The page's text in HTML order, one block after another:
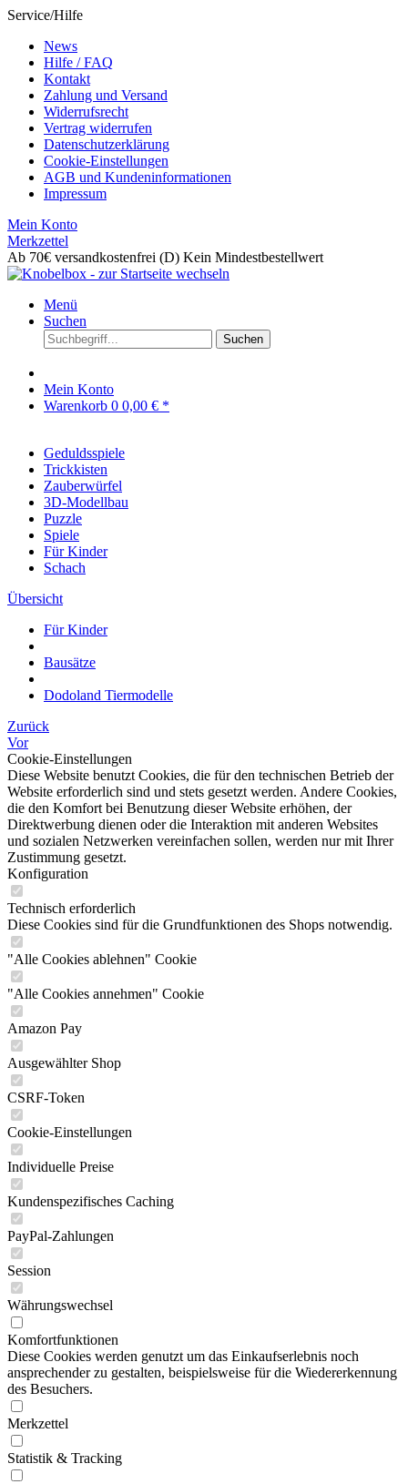
Service/Hilfe
News
Hilfe / FAQ
Kontakt
Zahlung und Versand
Widerrufsrecht
Vertrag widerrufen
Datenschutzerklärung
Cookie-Einstellungen
AGB und Kundeninformationen
Impressum
Mein Konto
Merkzettel
Ab 70€ versandkostenfrei (D) Kein Mindestbestellwert
Menü
Suchen
Suchen
Mein Konto
Warenkorb 0 0,00 € *
Geduldsspiele
Trickkisten
Zauberwürfel
3D-Modellbau
Puzzle
Spiele
Für Kinder
Schach
Übersicht
Für Kinder
Bausätze
Dodoland Tiermodelle
Zurück
Vor
Cookie-Einstellungen
Diese Website benutzt Cookies, die für den technischen Betrieb der
Website erforderlich sind und stets gesetzt werden. Andere Cookies,
die den Komfort bei Benutzung dieser Website erhöhen, der
Direktwerbung dienen oder die Interaktion mit anderen Websites
und sozialen Netzwerken vereinfachen sollen, werden nur mit Ihrer
Zustimmung gesetzt.
Konfiguration
Technisch erforderlich
Diese Cookies sind für die Grundfunktionen des Shops notwendig.
"Alle Cookies ablehnen" Cookie
"Alle Cookies annehmen" Cookie
Amazon Pay
Ausgewählter Shop
CSRF-Token
Cookie-Einstellungen
Individuelle Preise
Kundenspezifisches Caching
PayPal-Zahlungen
Session
Währungswechsel
Komfortfunktionen
Diese Cookies werden genutzt um das Einkaufserlebnis noch
ansprechender zu gestalten, beispielsweise für die Wiedererkennung
des Besuchers.
Merkzettel
Statistik & Tracking